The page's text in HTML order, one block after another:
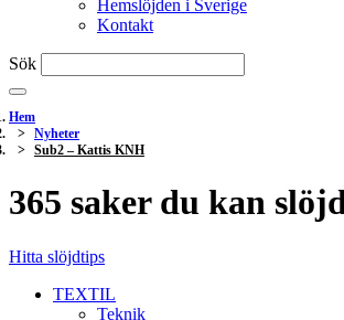
Hemslöjden i Sverige
Kontakt
Sök
Hem
Nyheter
Sub2 – Kattis KNH
365 saker du kan
Hitta slöjdtips
TEXTIL
Teknik